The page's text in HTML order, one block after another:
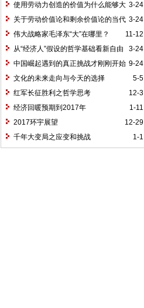
3-24
使用劳动力创造的价值为什么能够大
于它自身价值
3-24
关于劳动价值论和剩余价值论的当代
思考
11-12
伟大战略家毛泽东“大”在哪里？
3-24
从“经济人”假设的哲学基础看新自由
主义的本质
9-24
中国崛起遇到的真正挑战才刚刚开始
5-5
文化的未来走向与今天的选择
12-3
红军长征胜利之哲学思考
1-11
经济回暖预期到2017年
12-29
2017环宇展望
1-1
千年大变局之应变和挑战